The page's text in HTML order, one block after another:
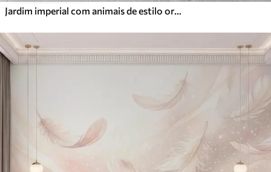
Jardim imperial com animais de estilo oriental — macaco, leopardo, tigre, pavão e garça